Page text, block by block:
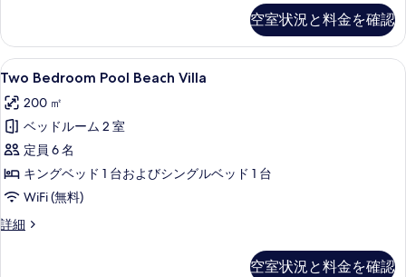
べ
て
の
写
真
を
表
示
す
with
Pool
+
の
詳
空室状況と料金を確認
Two
Bedroom
Pool
Beach
Villa
の
す
べ
エジプト綿のシーツ、高級寝具、羽
11
Two Bedroom Pool Beach Villa
200 ㎡
ベッドルーム 2 室
定員 6 名
キングベッド 1 台およびシングルベッド 1 台
WiFi (無料)
詳細
Two
空室状況と料金を確認